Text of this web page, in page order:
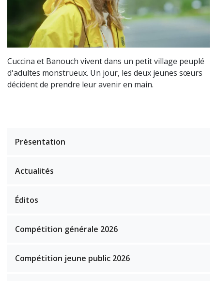
Cuccina et Banouch vivent dans un petit village peuplé
d'adultes monstrueux. Un jour, les deux jeunes sœurs
décident de prendre leur avenir en main.
Présentation
Actualités
Éditos
Compétition générale 2026
Compétition jeune public 2026